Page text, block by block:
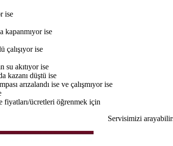
ise
kapanmıyor ise
çalışıyor ise
su akıtıyor ise
kazanı düştü ise
arızalandı ise ve çalışmıyor ise
fiyatları/ücretleri öğrenmek için
Servisimizi